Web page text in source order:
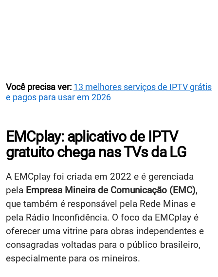
Você precisa ver: 13 melhores serviços de IPTV grátis
e pagos para usar em 2026
EMCplay: aplicativo de IPTV
gratuito chega nas TVs da LG
A EMCplay foi criada em 2022 e é gerenciada
pela Empresa Mineira de Comunicação (EMC),
que também é responsável pela Rede Minas e
pela Rádio Inconfidência. O foco da EMCplay é
oferecer uma vitrine para obras independentes e
consagradas voltadas para o público brasileiro,
especialmente para os mineiros.